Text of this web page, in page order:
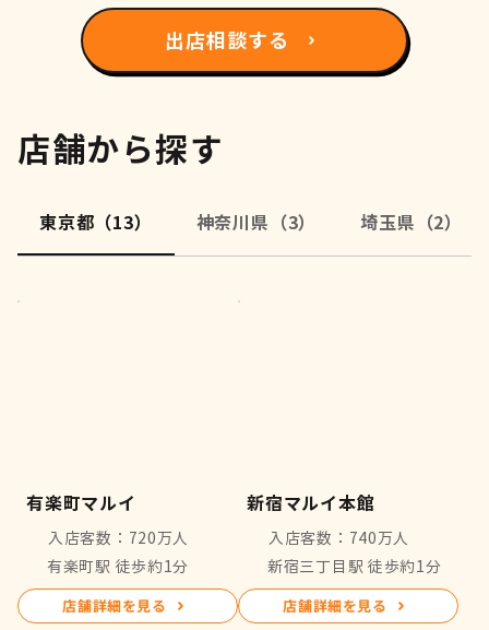
出店相談する
東京都（13） 神奈川県（3） 埼玉県（2）
店舗詳細を見る
有楽町駅 徒歩約1分
入店客数：720万人
有楽町マルイ
店舗詳細を見る
新宿三丁目駅 徒歩約1分
入店客数：740万人
新宿マルイ本館
店舗から探す